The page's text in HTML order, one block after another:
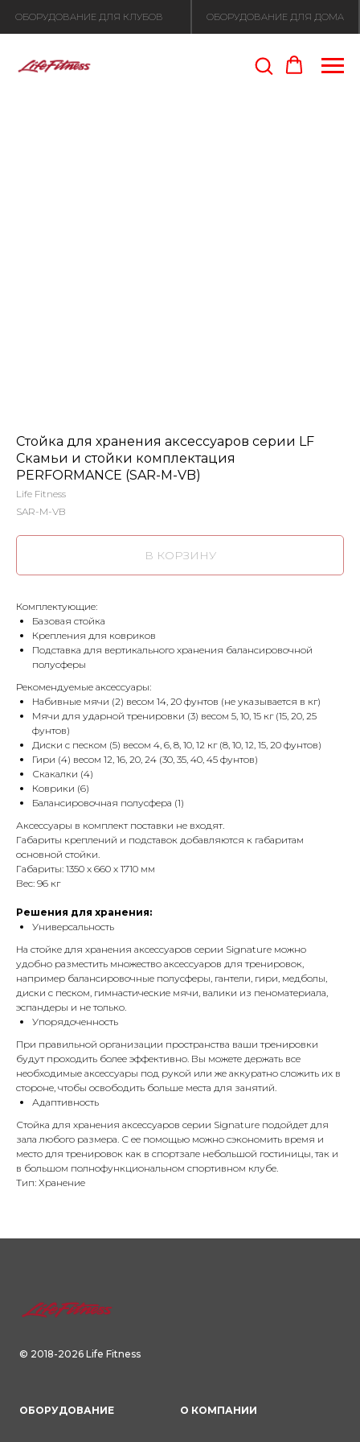
Стойка для хранения аксессуаров серии LF
Скамьи и стойки комплектация
PERFORMANCE (SAR-M-VB)
Life Fitness
SAR-M-VB
В КОРЗИНУ
Комплектующие:
Базовая стойка
Крепления для ковриков
Подставка для вертикального хранения балансировочной
полусферы
Рекомендуемые аксессуары:
Набивные мячи (2) весом 14, 20 фунтов (не указывается в кг)
Мячи для ударной тренировки (3) весом 5, 10, 15 кг (15, 20, 25
фунтов)
Диски с песком (5) весом 4, 6, 8, 10, 12 кг (8, 10, 12, 15, 20 фунтов)
Гири (4) весом 12, 16, 20, 24 (30, 35, 40, 45 фунтов)
Скакалки (4)
Коврики (6)
Балансировочная полусфера (1)
Аксессуары в комплект поставки не входят.
Габариты креплений и подставок добавляются к габаритам
основной стойки.
Габариты: 1350 x 660 x 1710 мм
Вес: 96 кг
Решения для хранения:
Универсальность
На стойке для хранения аксессуаров серии Signature можно
удобно разместить множество аксессуаров для тренировок,
например балансировочные полусферы, гантели, гири, медболы,
диски с песком, гимнастические мячи, валики из пеноматериала,
эспандеры и не только.
Упорядоченность
При правильной организации пространства ваши тренировки
будут проходить более эффективно. Вы можете держать все
необходимые аксессуары под рукой или же аккуратно сложить их в
стороне, чтобы освободить больше места для занятий.
Адаптивность
Стойка для хранения аксессуаров серии Signature подойдет для
зала любого размера. С ее помощью можно сэкономить время и
место для тренировок как в спортзале небольшой гостиницы, так и
в большом полнофункциональном спортивном клубе.
Тип: Хранение
© 2018-2026 Life Fitness
ОБОРУДОВАНИЕ О КОМПАНИИ